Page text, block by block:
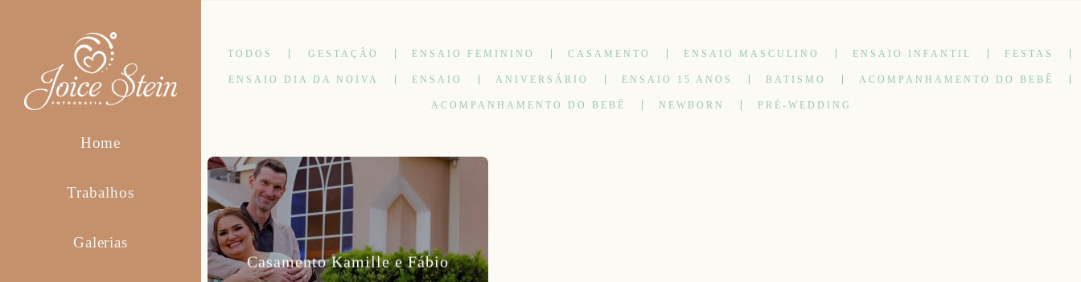
Home
Trabalhos
Galerias
TODOS GESTAÇÃO ENSAIO FEMININO CASAMENTO ENSAIO MASCULINO ENSAIO INFANTIL FESTAS
ENSAIO DIA DA NOIVA ENSAIO ANIVERSÁRIO ENSAIO 15 ANOS BATISMO ACOMPANHAMENTO DO BEBÊ
ACOMPANHAMENTO DO BEBÊ NEWBORN PRÉ-WEDDING
Casamento Kamille e Fábio